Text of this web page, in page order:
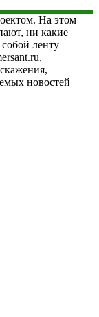
На этом
ни какие
ленту
новостей